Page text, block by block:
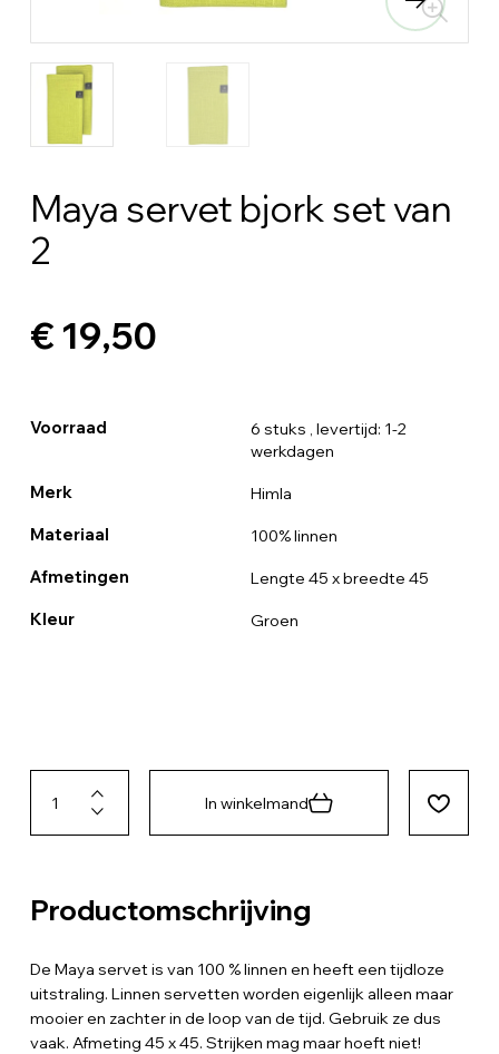
Maya servet bjork set van
2
€ 19,50
Voorraad 6 stuks , levertijd: 1-2
werkdagen
Merk Himla
Materiaal 100% linnen
Afmetingen Lengte 45 x breedte 45
Kleur Groen
In winkelmand
Productomschrijving
De Maya servet is van 100 % linnen en heeft een tijdloze
uitstraling. Linnen servetten worden eigenlijk alleen maar
mooier en zachter in de loop van de tijd. Gebruik ze dus
vaak. Afmeting 45 x 45. Strijken mag maar hoeft niet!